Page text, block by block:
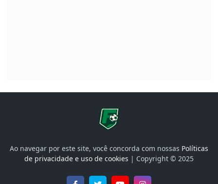
Ao navegar por este site, você concorda com nossas Políticas
de privacidade e uso de cookies | Copyright © 2025